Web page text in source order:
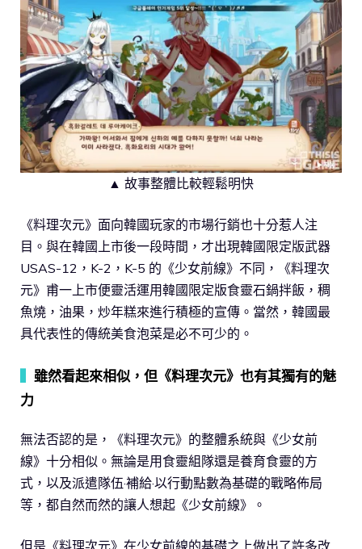
▲ 故事整體比較輕鬆明快
《料理次元》面向韓國玩家的市場行銷也十分惹人注
目。與在韓國上市後一段時間，才出現韓國限定版武器
USAS-12，K-2，K-5 的《少女前線》不同，《料理次
元》甫一上市便靈活運用韓國限定版食靈石鍋拌飯，稠
魚燒，油果，炒年糕來進行積極的宣傳。當然，韓國最
具代表性的傳統美食泡菜是必不可少的。
雖然看起來相似，但《料理次元》也有其獨有的魅
力
無法否認的是，《料理次元》的整體系統與《少女前
線》十分相似。無論是用食靈組隊還是養育食靈的方
式，以及派遣隊伍·補給·以行動點數為基礎的戰略佈局
等，都自然而然的讓人想起《少女前線》。